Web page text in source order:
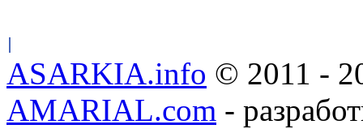
ASARKIA.info © 2011 -
AMARIAL.com -